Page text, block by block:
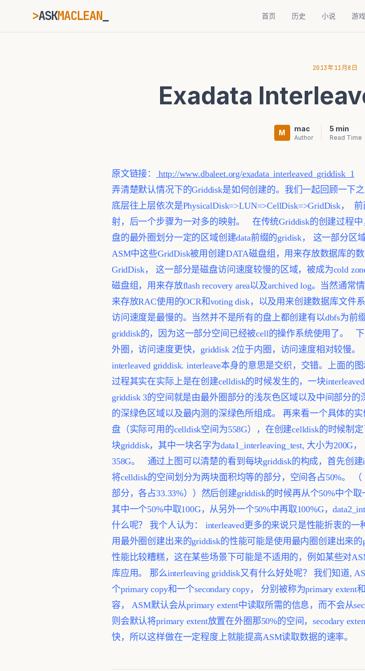
>ASKMACLEAN_ 首页 历史 小说 游戏
2013年11月8日
Exadata
M mac
Author
5 min
Read Time
原文链接： http://www.dbaleet.org/exadata_interleaved_griddisk_1
弄清楚默认情况下的Griddisk是如何创建的。我们一起回顾一下
底层往上层依次是PhysicalDisk=>LUN=>CellDisk=>GridDisk，
射，后一个步骤为一对多的映射。
在传统Griddisk的创建过程
盘的最外圈划分一定的区域创建data前缀的gridisk， 这一部分区
ASM中这些GridDisk被用创建DATA磁盘组，用来存放数据库的
GridDisk， 这一部分是磁盘访问速度较慢的区域，被成为cold
磁盘组，用来存放flash recovery area以及archived log。当然通
来存放RAC使用的OCR和voting disk，以及用来创建数据库文件
访问速度是最慢的。当然并不是所有的盘上都创建有以dbfs为前
griddisk的，因为这一部分空间已经被cell的操作系统使用了。
外圈，访问速度更快，griddisk 2位于内圈，访问速度相对较慢。
interleaved griddisk. interleave本身的意思是交织，交错。上面的
过程其实在实际上是在创建celldisk的时候发生的，一块
griddisk 3的空间就是由最外圈部分的浅灰色区域以及中间部分
的深绿色区域以及最内测的深绿色所组成。
再来看一个具体的
盘（实际可用的celldisk空间为558G），在创建celldisk的时候制
块griddisk，其中一块名字为data1_interleaving_test, 大小为200G
358G。
通过上图可以清楚的看到每块griddisk的构成，首先创建
将celldisk的空间划分为两块面积均等的部分，空间各占50%。
部分，各占33.33%））然后创建griddisk的时候再从个50%中个取
其中一个50%中取100G，从另外一个50%中再取100%G，
什么呢？
我个人认为： interleaved更多的来说只是性能折衷的一
用最外圈创建出来的griddisk的性能可能是使用最内圈创建出来
性能比较糟糕，这在某些场景下可能是不适用的，例如某些对
库应用。
那么interleaving griddisk又有什么好处呢？
我们知道,
个primary copy和一个secondary copy， 分别被称为primary extent
容， ASM默认会从primary extent中读取所需的信息，而不会从
则会默认将primary extent放置在外圈那50%的空间，secodary
快，所以这样做在一定程度上就能提高ASM读取数据的速率。